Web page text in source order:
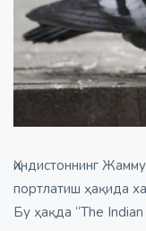
Ҳиндистоннинг
портлатиш ҳақида
Бу ҳақда “The Indian